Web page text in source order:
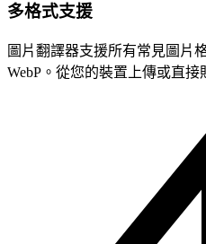
多格式支援
圖片翻譯器支援所有常見圖片
WebP。從您的裝置上傳或直接